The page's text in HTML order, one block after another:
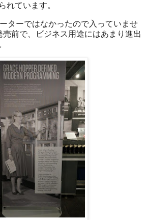
れています。
ターではなかったので入っていませ
売前で、ビジネス用途にはあまり進出